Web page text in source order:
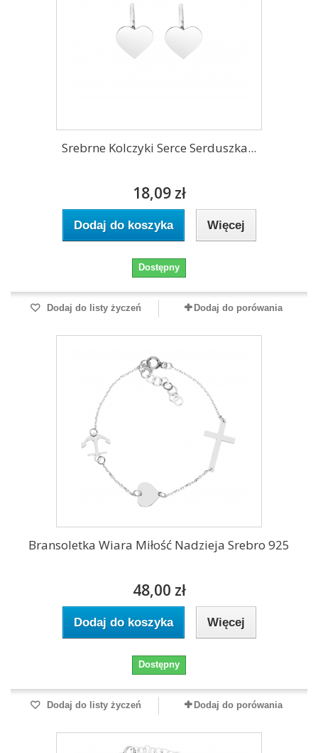
Srebrne Kolczyki Serce Serduszka...
18,09 zł
Dodaj do koszyka Więcej
Dostępny
Dodaj do listy życzeń Dodaj do porówania
Bransoletka Wiara Miłość Nadzieja Srebro 925
48,00 zł
Dodaj do koszyka Więcej
Dostępny
Dodaj do listy życzeń Dodaj do porówania